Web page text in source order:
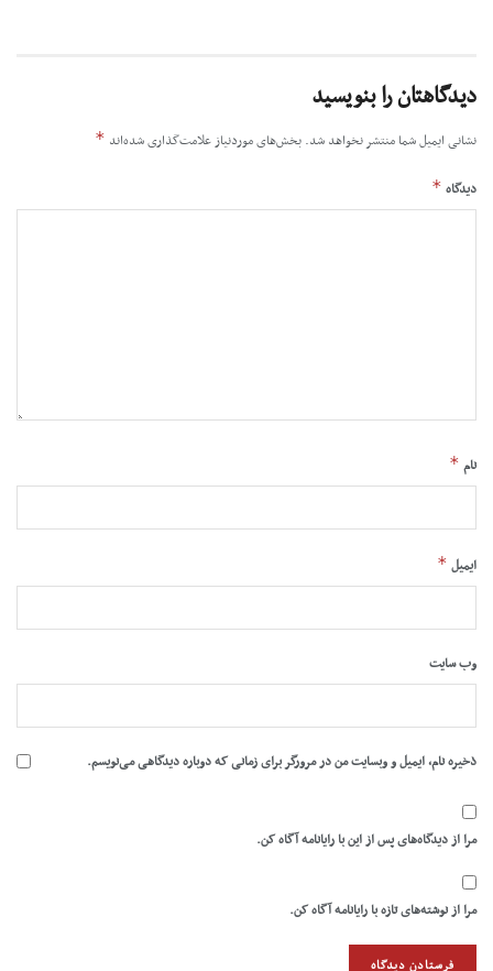
دیدگاهتان را بنویسید
نشانی ایمیل شما منتشر نخواهد شد. بخش‌های موردنیاز علامت‌گذاری شده‌اند *
دیدگاه *
نام *
ایمیل *
وب‌ سایت
ذخیره نام، ایمیل و وبسایت من در مرورگر برای زمانی که دوباره دیدگاهی می‌نویسم.
مرا از دیدگاه‌های پس از این با رایانامه آگاه کن.
مرا از نوشته‌های تازه با رایانامه آگاه کن.